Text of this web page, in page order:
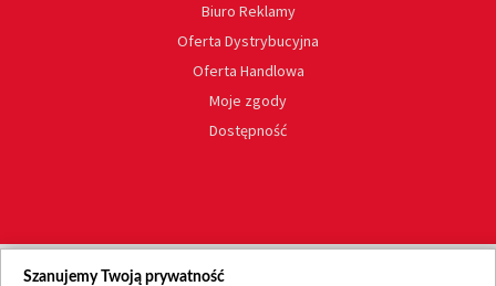
Biuro Reklamy
Oferta Dystrybucyjna
Oferta Handlowa
Moje zgody
Dostępność
Szanujemy Twoją prywatność